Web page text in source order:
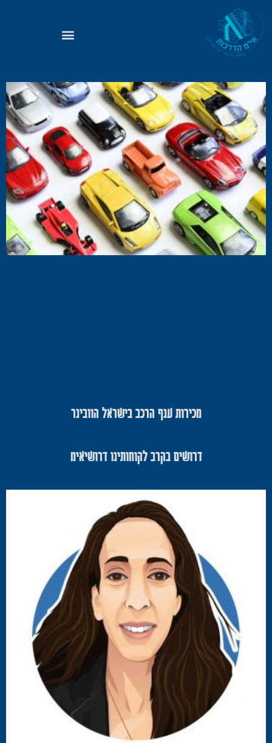
מכירות ענף הרכב בישראל הוובינר
דרושים בקרב לקוחותינו דרושיאימ